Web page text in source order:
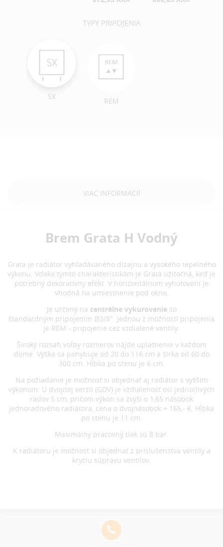
TYPY PRIPOJENIA
SX REM
VIAC INFORMÁCIÍ
Brem Grata H Vodný
Grata je radiátor vyhľadávaného dizajnu a vysokého tepelného
výkonu. Vďaka týmto charakteristikám je Grata užitočná, keď je
potrebný dekoratívny efekt. V horizontálnom vyhotovení je
vhodná na umiestnenie pod okno.
Je určený na centrálne vykurovanieso
štandardným pripojením Ø3/8". Jednou z možností pripojenia
je REM - pripojenie cez vzdialené ventily.
Široký rozsah voľby rozmerov nájde uplatnenie v každom
dome. Výška sa pohybuje od 20 do 116 cm a šírka od 60 do
300 cm. Hĺbka po stenu je 6 cm.
Na požiadanie je možnosť si objednať aj radiátor s vyšším
výkonom: U dvojitej verzii (GDV) je vzdialenosť osí jednotlivých
radov 5 cm, pričom výkon sa zvýši o 1,65 násobok
jednoradového radiátora, cena o dvojnásobok + 165,- €. Hĺbka
po stenu je 11 cm.
Maximálny pracovný tlak sú 8 bar.
K radiátoru je možnosť si objednať z príslušenstva ventily a
kryciu súpravu ventilov.